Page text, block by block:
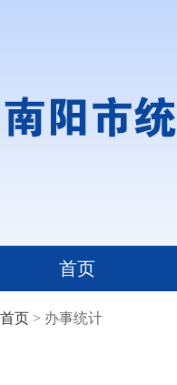
首页
首页 > 办事统计